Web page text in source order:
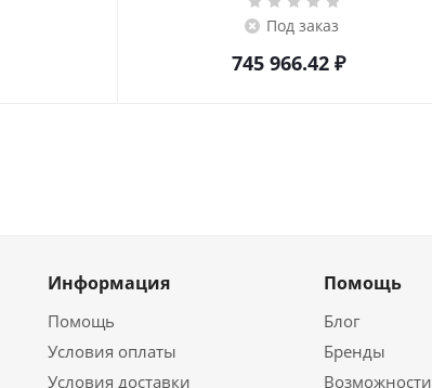
Под заказ
745 966.42₽
Информация
Помощь
Условия оплаты
Условия доставки
Помощь
Блог
Бренды
Возможности